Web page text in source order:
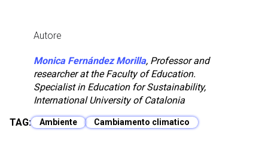
Autore
Monica Fernández Morilla, Professor and
researcher at the Faculty of Education.
Specialist in Education for Sustainability,
International University of Catalonia
TAG:
Ambiente Cambiamento climatico